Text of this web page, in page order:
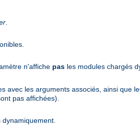
n'affiche pas les modules chargés
avec les arguments associés, ainsi que
pas affichées).